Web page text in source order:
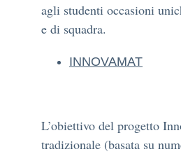
agli studenti occasioni
e di squadra.
INNOVAMAT
L’obiettivo del progetto
tradizionale (basata su